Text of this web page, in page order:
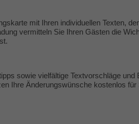
mit Ihren individuellen Texten,
vermitteln Sie Ihren Gästen die
sowie vielfältige Textvorschlägeund
Ihre Änderungswünsche kostenlos für